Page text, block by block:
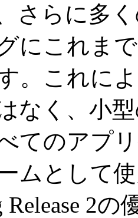
さらに多
にこれま
。これに
なく、小
てのアプ
ムとして
Release 2